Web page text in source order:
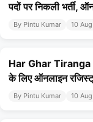
पदों पर निकली भर्ती,
By Pintu Kumar 10
Har Ghar Tiranga
के लिए ऑनलाइन
By Pintu Kumar 10